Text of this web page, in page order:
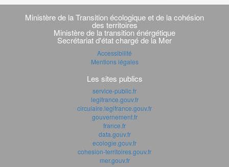
Navigation
transverse
Ministère de la Transition écologique et de la cohésion
des territoires
Ministère de la transition énérgétique
Secrétariat d'état chargé de la Mer
Accessibilité
Mentions légales
Les sites publics
service-public.fr
legifrance.gouv.fr
circulaire.legifrance.gouv.fr
gouvernement.fr
france.fr
data.gouv.fr
ecologie.gouv.fr
cohesion-territoires.gouv.fr
mer.gouv.fr